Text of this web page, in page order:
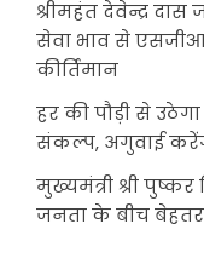
श्रीमहंत देवेन्द्र
सेवा भाव से
कीर्तिमान
हर की पौड़ी से
संकल्प, अगुवाई
मुख्यमंत्री श्री
जनता के बीच